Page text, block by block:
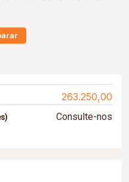
263.250,00
Consulte-nos